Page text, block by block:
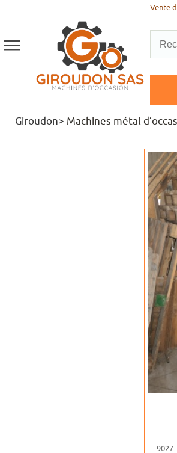
Vente
Giroudon> Machines métal
9027